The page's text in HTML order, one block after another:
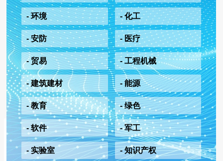
- 环境 - 化工
- 安防 - 医疗
- 贸易 - 工程机械
- 建筑建材 - 能源
- 教育 - 绿色
- 软件 - 军工
- 实验室 - 知识产权